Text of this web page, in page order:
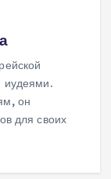
иудеями.
он
для своих